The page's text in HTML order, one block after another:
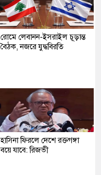
রোমে লেবানন-ইসরাইল চূড়ান্ত
বৈঠক, নজরে যুদ্ধবিরতি
হাসিনা ফিরলে দেশে রক্তগঙ্গা
বয়ে যাবে: রিজভী